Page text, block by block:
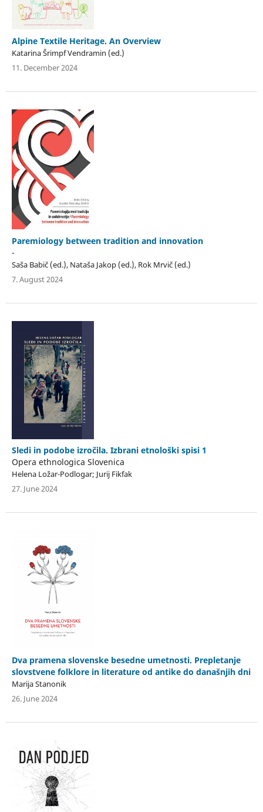
Alpine Textile Heritage. An Overview
Katarina Šrimpf Vendramin (ed.)
11. December 2024
Paremiology between tradition and innovation
-
Saša Babič (ed.), Nataša Jakop (ed.), Rok Mrvič (ed.)
7. August 2024
Sledi in podobe izročila. Izbrani etnološki spisi 1
Opera ethnologica Slovenica
Helena Ložar-Podlogar; Jurij Fikfak
27. June 2024
Dva pramena slovenske besedne umetnosti. Prepletanje
slovstvene folklore in literature od antike do današnjih dni
Marija Stanonik
26. June 2024